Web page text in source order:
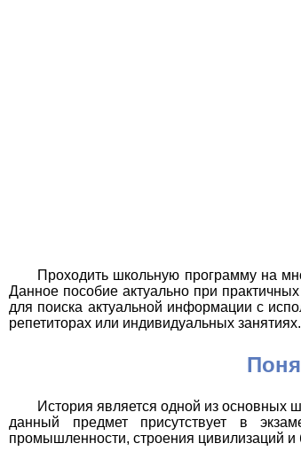
Проходить школьную программу на
Данное пособие актуально при
для поиска актуальной информации с
репетиторах или индивидуальных занятиях.
История является одной из основных
данный предмет присутствует в
промышленности, строения цивилизаций